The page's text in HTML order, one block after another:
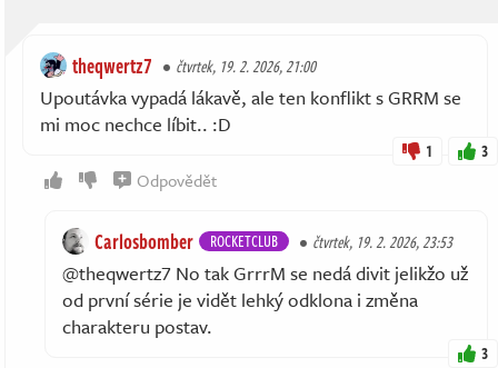
theqwertz7 čtvrtek, 19. 2. 2026, 21:00
Upoutávka vypadá lákavě, ale ten konflikt s GRRM se
mi moc nechce líbit.. :D
1 3
Odpovědět
Carlosbomber ROCKETCLUB čtvrtek, 19. 2. 2026, 23:53
@theqwertz7 No tak GrrrM se nedá divit jelikžo už
od první série je vidět lehký odklona i změna
charakteru postav.
3